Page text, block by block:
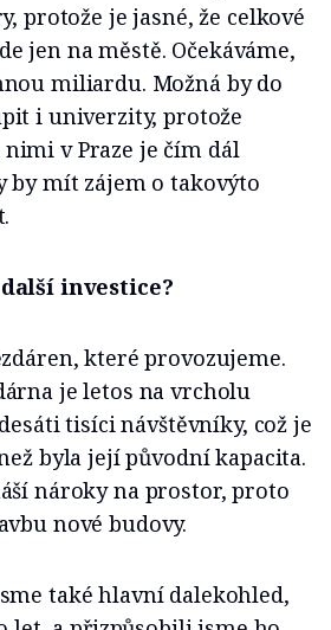
protože je jasné, že celkové
jen na městě. Očekáváme,
miliardu. Možná by do
i univerzity, protože
v Praze je čím dál
by mít zájem o takovýto
investice?
které provozujeme.
je letos na vrcholu
tisíci návštěvníky, což je
byla její původní kapacita.
nároky na prostor, proto
nové budovy.
také hlavní dalekohled,